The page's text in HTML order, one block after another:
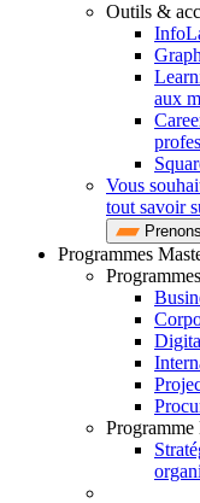
Outils &
aux
Vous
tout savoir
Programmes
Programme